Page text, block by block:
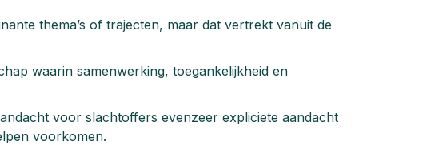
thema’s of trajecten, maar dat vertrekt vanuit de
waarin samenwerking, toegankelijkheid en
voor slachtoffers evenzeer expliciete aandacht
voorkomen.